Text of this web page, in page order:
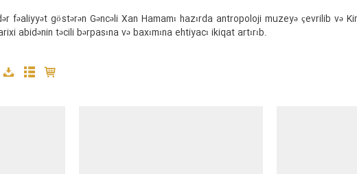
fəaliyyət göstərən Gəncəli Xan Hamamı hazırda antropoloji muzeyə çevrilib
abidənin təcili bərpasına və baxımına ehtiyacı ikiqat artırıb.